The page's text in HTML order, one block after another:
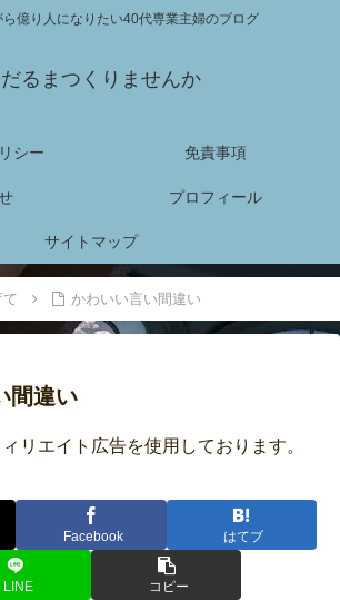
億り人になりたい40代専業主婦のブログ
るまつくりませんか
シー 免責事項
プロフィール
サイトマップ
て かわいい言い間違い
間違い
リエイト広告を使用しております。
Facebook はてブ
LINE コピー